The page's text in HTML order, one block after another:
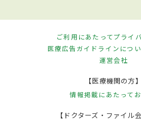
ご利用にあたってプライ
医療広告ガイドラインにつ
運営会社
【医療機関の方】
情報掲載にあたって
【ドクターズ・ファイル